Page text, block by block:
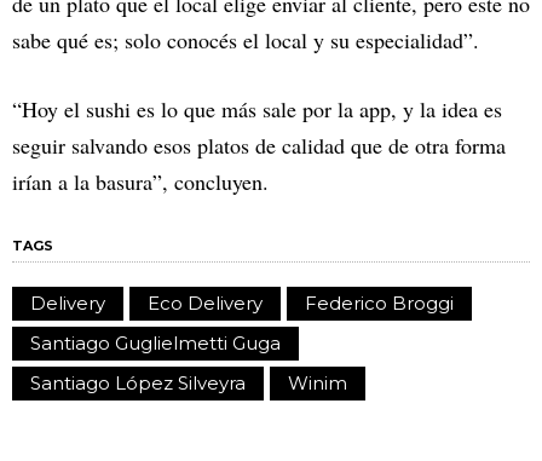
sabe qué es; solo conocés el local y su especialidad”.
“Hoy el sushi es lo que más sale por la app, y la idea es
seguir salvando esos platos de calidad que de otra forma
irían a la basura”, concluyen.
TAGS
Delivery Eco Delivery
Federico Broggi
Santiago Guglielmetti Guga
Santiago López Silveyra
Winim